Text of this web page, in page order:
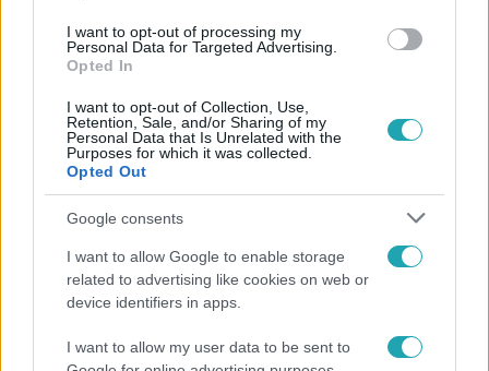
I want to opt-out of processing my
Personal Data for Targeted Advertising.
Opted In
I want to opt-out of Collection, Use,
Retention, Sale, and/or Sharing of my
Personal Data that Is Unrelated with the
Purposes for which it was collected.
Opted Out
Google consents
I want to allow Google to enable storage
related to advertising like cookies on web or
device identifiers in apps.
I want to allow my user data to be sent to
2022. január 1. 0:00
Pikáns szilveszteri programot tervez újdonsült
feleségével Anger Zsolt
A színész pár hónappal ezelőtt vette feleségül Emesét,
óévet. Liptai Claudia kíváncsi volt, mit terveznek Zsolték